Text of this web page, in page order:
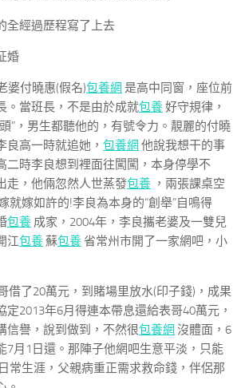
全經過歷程寫了上去
婚
婆付曉惠(假名)包養網 是高中同窗，座位前
。當班長，不是由於成就包養好守規律，
”，男生都聽他的，有號令力。靚麗的付曉
良高一時就追她， 包養網 他說我想干的事
二時李良想到裡面往闖闖，本身停學不
走，他倆忽然人世蒸發包養 ，兩張課桌空
就嫁如許的!李良為本身的“創舉”自鳴得
包養 成家，2004年，李良攜老婆及一雙兒
江包養蘇包養省常州市開了一家網吧，小
借了20萬元，到賭場里放水(印子錢)，成果
定2013年6月得連本帶息還給表哥40萬元，
信譽，說到做到，不然很包養網 沒體面，6
7月1日還。那陣子他網吧生意平淡，只能
常生涯，父親病重正需求救命錢，伴侶那